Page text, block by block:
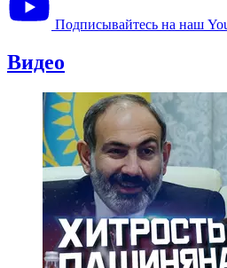
Подписывайтесь на наш
Видео